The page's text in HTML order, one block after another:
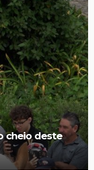
cheio deste